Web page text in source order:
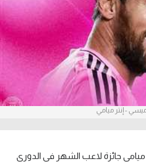
- إنتر ميامي
جائزة لاعب الشهر في الدوري